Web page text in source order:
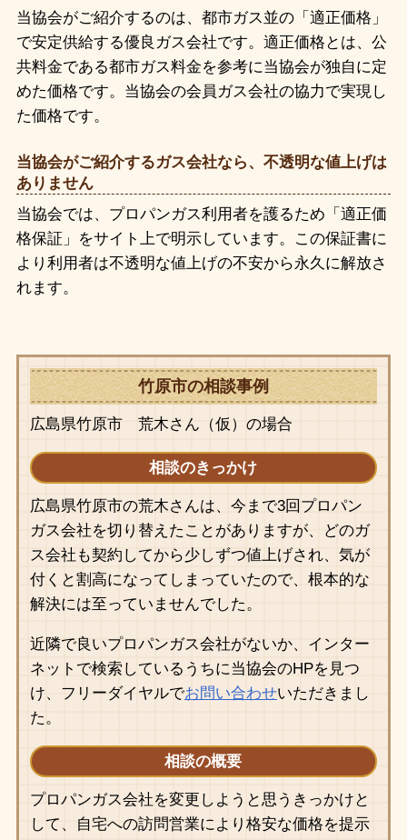
当協会がご紹介するのは、都市ガス並の「適正価格」
で安定供給する優良ガス会社です。適正価格とは、公
共料金である都市ガス料金を参考に当協会が独自に定
めた価格です。当協会の会員ガス会社の協力で実現し
た価格です。
当協会がご紹介するガス会社なら、不透明な値上げは
ありません
当協会では、プロパンガス利用者を護るため「適正価
格保証」をサイト上で明示しています。この保証書に
より利用者は不透明な値上げの不安から永久に解放さ
れます。
竹原市の相談事例
広島県竹原市 荒木さん（仮）の場合
相談のきっかけ
広島県竹原市の荒木さんは、今まで3回プロパン
ガス会社を切り替えたことがありますが、どのガ
ス会社も契約してから少しずつ値上げされ、気が
付くと割高になってしまっていたので、根本的な
解決には至っていませんでした。
近隣で良いプロパンガス会社がないか、インター
ネットで検索しているうちに当協会のHPを見つ
け、フリーダイヤルでお問い合わせいただきまし
た。
相談の概要
プロパンガス会社を変更しようと思うきっかけと
して、自宅への訪問営業により格安な価格を提示